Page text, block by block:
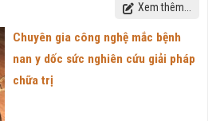
Xem thêm...
Chuyên gia công nghệ mắc bệnh
nan y dốc sức nghiên cứu giải pháp
chữa trị